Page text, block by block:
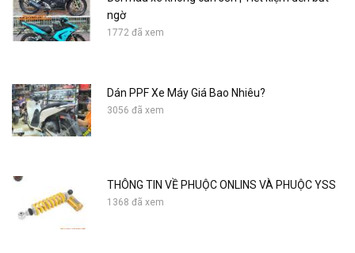
ngờ
1772 đã xem
Dán PPF Xe Máy Giá Bao Nhiêu?
3056 đã xem
THÔNG TIN VỀ PHUỘC ONLINS VÀ PHUỘC YSS
1368 đã xem